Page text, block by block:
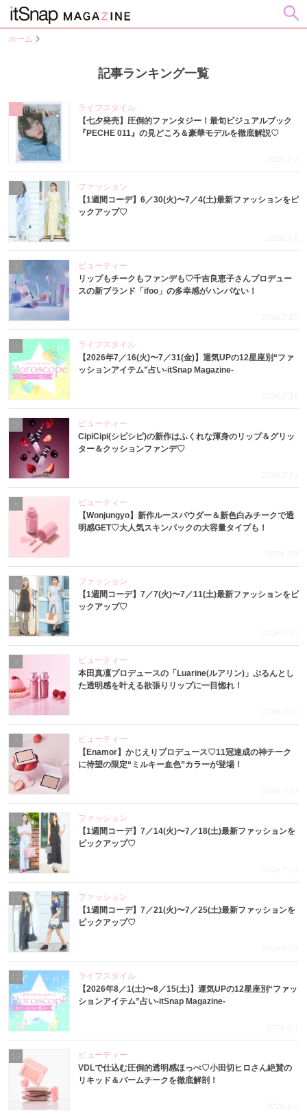
ホーム
記事ランキング一覧
ライフスタイル
【七夕発売】圧倒的ファンタジー！最旬ビジュアルブック
『PECHE 011』の見どころ＆豪華モデルを徹底解説♡
2026.7.7
ファッション
【1週間コーデ】6／30(火)〜7／4(土)最新ファッションをピ
ックアップ♡
2026.7.8
3
ビューティー
リップもチークもファンデも♡千吉良恵子さんプロデュー
スの新ブランド「ifoo」の多幸感がハンパない！
2026.7.10
4
ライフスタイル
【2026年7／16(火)〜7／31(金)】運気UPの12星座別“ファ
ッションアイテム”占い-itSnap Magazine-
2026.7.16
ビューティー
CipiCipi(シピシピ)の新作はふくれな渾身のリップ＆グリッ
ター＆クッションファンデ♡
2026.7.14
6
ビューティー
【Wonjungyo】新作ルースパウダー＆新色白みチークで透
明感GET♡大人気スキンパックの大容量タイプも！
2026.7.9
ファッション
【1週間コーデ】7／7(火)〜7／11(土)最新ファッションをピ
ックアップ♡
2026.7.15
8
ビューティー
本田真凜プロデュースの「Luarine(ルアリン)」ぷるんとし
た透明感を叶える欲張りリップに一目惚れ！
2026.7.22
ビューティー
【Enamor】かじえりプロデュース♡11冠達成の神チーク
に待望の限定“ミルキー血色”カラーが登場！
2026.7.27
10
ファッション
【1週間コーデ】7／14(火)〜7／18(土)最新ファッションを
ピックアップ♡
2026.7.23
11
ファッション
【1週間コーデ】7／21(火)〜7／25(土)最新ファッションを
ピックアップ♡
2026.7.29
12
ライフスタイル
【2026年8／1(土)〜8／15(土)】運気UPの12星座別“ファッ
ションアイテム”占い-itSnap Magazine-
2026.8.1
13
ビューティー
VDLで仕込む圧倒的透明感ほっぺ♡小田切ヒロさん絶賛の
リキッド＆バームチークを徹底解剖！
2026.8.4